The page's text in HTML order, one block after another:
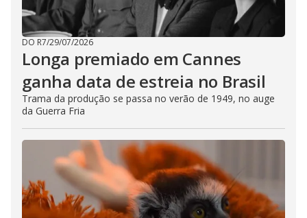
DO R7/29/07/2026
Longa premiado em Cannes
ganha data de estreia no Brasil
Trama da produção se passa no verão de 1949, no auge
da Guerra Fria